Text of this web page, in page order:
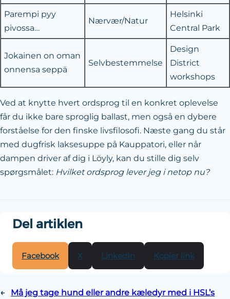
Parempi pyy
pivossa…
Nærvær/Natur
Helsinki
Central Park
Jokainen on oman
onnensa seppä
Selvbestemmelse
Design
District
workshops
Ved at knytte hvert ordsprog til en konkret oplevelse
får du ikke bare sproglig ballast, men også en dybere
forståelse for den finske livsfilosofi. Næste gang du står
med dugfrisk laksesuppe på Kauppatori, eller når
dampen driver af dig i Löyly, kan du stille dig selv
spørgsmålet: Hvilket ordsprog lever jeg i netop nu?
Del artiklen
Facebook X LinkedIn Kopier link
←
Må jeg tage hund eller andre kæledyr med i HSL’s